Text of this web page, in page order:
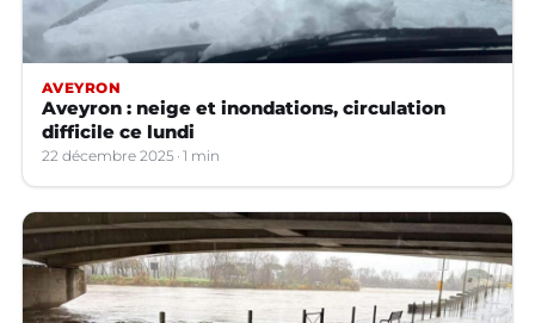
AVEYRON
Aveyron : neige et inondations, circulation
difficile ce lundi
22 décembre 2025 1 min